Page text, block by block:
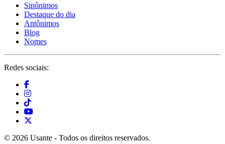
Sinônimos
Destaque do dia
Antônimos
Blog
Nomes
Redes sociais:
© 2026 Usante - Todos os direitos reservados.